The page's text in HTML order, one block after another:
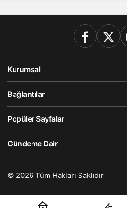
Kurumsal
Bağlantılar
Popüler Sayfalar
Gündeme Dair
© 2026 Tüm Hakları Saklıdır